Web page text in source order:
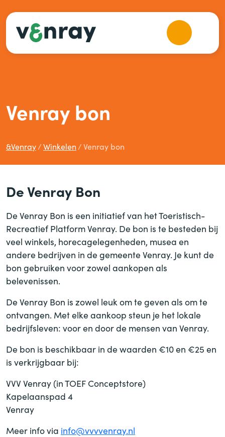
Venray bon
&Venray Winkelen Venray bon
De Venray Bon
De Venray Bon is een initiatief van het Toeristisch-
Recreatief Platform Venray. De bon is te besteden bij
veel winkels, horecagelegenheden, musea en
andere bedrijven in de gemeente Venray. Je kunt de
bon gebruiken voor zowel aankopen als
belevenissen.
De Venray Bon is zowel leuk om te geven als om te
ontvangen. Met elke aankoop steun je het lokale
bedrijfsleven: voor en door de mensen van Venray.
De bon is beschikbaar in de waarden €10 en €25 en
is verkrijgbaar bij:
VVV Venray (in TOEF Conceptstore)
Kapelaanspad 4
Venray
Meer info via info@vvvvenray.nl